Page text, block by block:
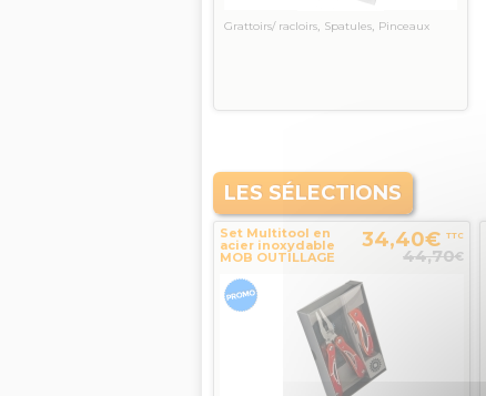
Grattoirs/ racloirs, Spatules, Pinceaux
LES SÉLECTIONS
Set Multitool en
acier inoxydable
MOB OUTILLAGE
34,40€ TTC
44,70€